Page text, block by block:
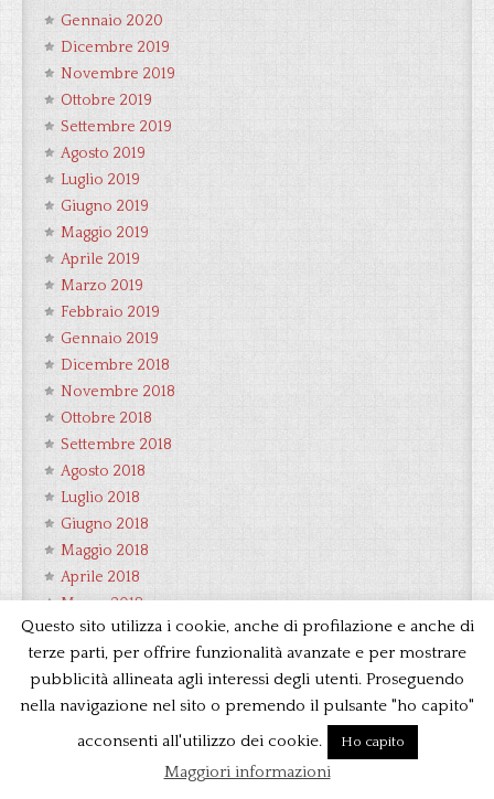
Gennaio 2020
Dicembre 2019
Novembre 2019
Ottobre 2019
Settembre 2019
Agosto 2019
Luglio 2019
Giugno 2019
Maggio 2019
Aprile 2019
Marzo 2019
Febbraio 2019
Gennaio 2019
Dicembre 2018
Novembre 2018
Ottobre 2018
Settembre 2018
Agosto 2018
Luglio 2018
Giugno 2018
Maggio 2018
Aprile 2018
Marzo 2018
Febbraio 2018
Gennaio 2018
Dicembre 2017
Novembre 2017
Ottobre 2017
Settembre 2017
Questo sito utilizza i cookie, anche di profilazione e anche di
terze parti, per offrire funzionalità avanzate e per mostrare
pubblicità allineata agli interessi degli utenti. Proseguendo
nella navigazione nel sito o premendo il pulsante "ho capito"
acconsenti all'utilizzo dei cookie.
Ho capito
Maggiori informazioni